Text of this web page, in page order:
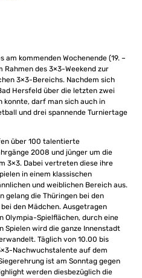
kommenden Wochenende (19. –
Rahmen des 3×3-Weekend zur
3×3-Bereichs. Nachdem sich
Hersfeld über die letzten zwei
darf man sich auch in
und drei spannende Turniertage
über 100 talentierte
2008 und jünger um die
3×3. Dabei vertreten diese ihre
in einem klassischen
und weiblichen Bereich aus.
gelang die Thüringen bei den
den Mädchen. Ausgetragen
Olympia-Spielflächen, durch eine
Spielen wird die ganze Innenstadt
Täglich von 10.00 bis
Nachwuchstalente auf dem
ist am Sonntag gegen
werden diesbezüglich die